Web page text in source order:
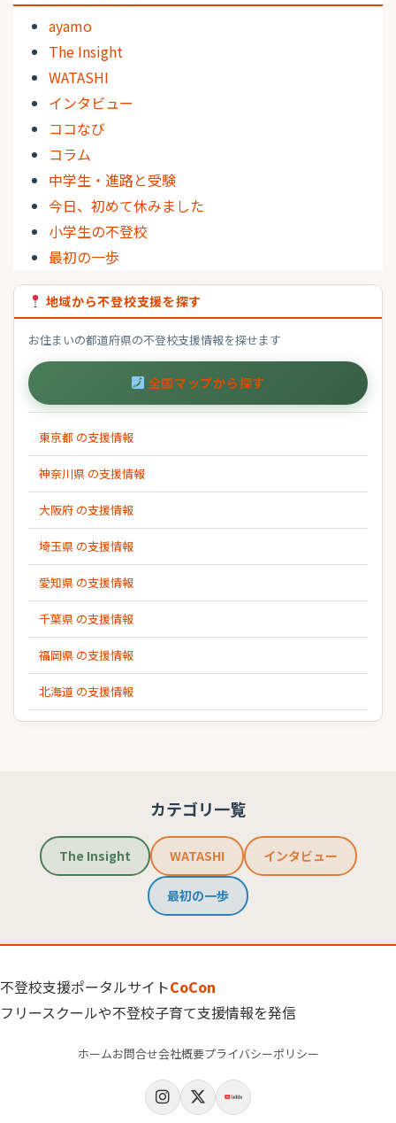
ayamo
The Insight
WATASHI
インタビュー
ココなび
コラム
中学生・進路と受験
今日、初めて休みました
小学生の不登校
最初の一歩
地域から不登校支援を探す
お住まいの都道府県の不登校支援情報を探せます
全国マップから探す
東京都 の支援情報
神奈川県 の支援情報
大阪府 の支援情報
埼玉県 の支援情報
愛知県 の支援情報
千葉県 の支援情報
福岡県 の支援情報
北海道 の支援情報
カテゴリ一覧
The Insight WATASHI インタビュー
最初の一歩
不登校支援ポータルサイトCoCon
フリースクールや不登校子育て支援情報を発信
ホームお問合せ会社概要プライバシーポリシー